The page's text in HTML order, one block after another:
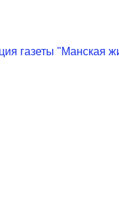
газеты "Манская